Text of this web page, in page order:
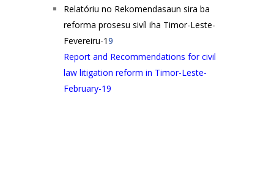
Relatóriu no Rekomendasaun sira ba
reforma prosesu sivíl iha Timor-Leste-
Fevereiru-19
Report and Recommendations for civil
law litigation reform in Timor-Leste-
February-19